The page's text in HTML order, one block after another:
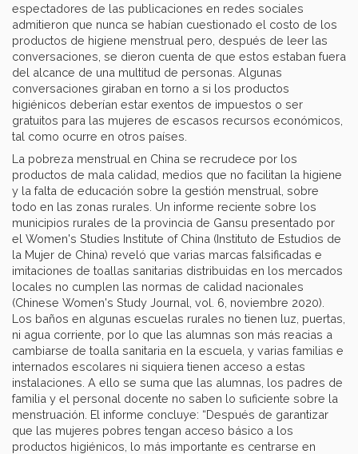
espectadores de las publicaciones en redes sociales
admitieron que nunca se habían cuestionado el costo de los
productos de higiene menstrual pero, después de leer las
conversaciones, se dieron cuenta de que estos estaban fuera
del alcance de una multitud de personas. Algunas
conversaciones giraban en torno a si los productos
higiénicos deberían estar exentos de impuestos o ser
gratuitos para las mujeres de escasos recursos económicos,
tal como ocurre en otros países.
La pobreza menstrual en China se recrudece por los
productos de mala calidad, medios que no facilitan la higiene
y la falta de educación sobre la gestión menstrual, sobre
todo en las zonas rurales. Un informe reciente sobre los
municipios rurales de la provincia de Gansu presentado por
el Women's Studies Institute of China (Instituto de Estudios de
la Mujer de China) reveló que varias marcas falsificadas e
imitaciones de toallas sanitarias distribuidas en los mercados
locales no cumplen las normas de calidad nacionales
(Chinese Women's Study Journal, vol. 6, noviembre 2020).
Los baños en algunas escuelas rurales no tienen luz, puertas,
ni agua corriente, por lo que las alumnas son más reacias a
cambiarse de toalla sanitaria en la escuela, y varias familias e
internados escolares ni siquiera tienen acceso a estas
instalaciones. A ello se suma que las alumnas, los padres de
familia y el personal docente no saben lo suficiente sobre la
menstruación. El informe concluye: “Después de garantizar
que las mujeres pobres tengan acceso básico a los
productos higiénicos, lo más importante es centrarse en